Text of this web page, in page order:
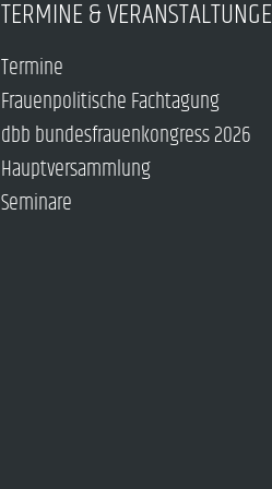
TERMINE &
Termine
Frauenpolitische Fachtagung
dbb bundesfrauenkongress 2026
Hauptversammlung
Seminare